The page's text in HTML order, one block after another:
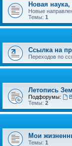
Новая
Новые
Темы: 1
Ссылка на
Переходов по
Летопись
Подфорумы:
Темы: 2
Мои
Темы: 1